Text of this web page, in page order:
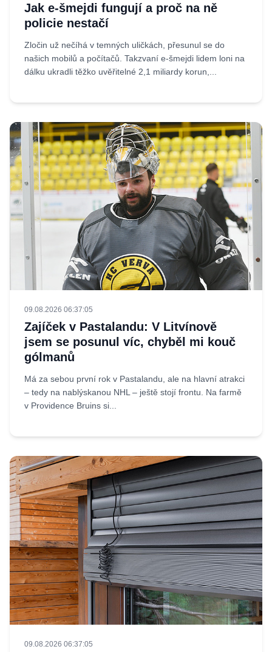
Jak e-šmejdi fungují a proč na ně
policie nestačí
Zločin už nečíhá v temných uličkách, přesunul se do
našich mobilů a počítačů. Takzvaní e-šmejdi lidem loni na
dálku ukradli těžko uvěřitelné 2,1 miliardy korun,...
09.08.2026 06:37:05
Zajíček v Pastalandu: V Litvínově
jsem se posunul víc, chyběl mi kouč
gólmanů
Má za sebou první rok v Pastalandu, ale na hlavní atrakci
– tedy na nablýskanou NHL – ještě stojí frontu. Na farmě
v Providence Bruins si...
09.08.2026 06:37:05